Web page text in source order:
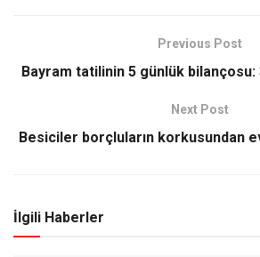
Previous Post
Bayram tatilinin 5 günlük bilançosu:
Next Post
Besiciler borçluların korkusundan
İlgili Haberler